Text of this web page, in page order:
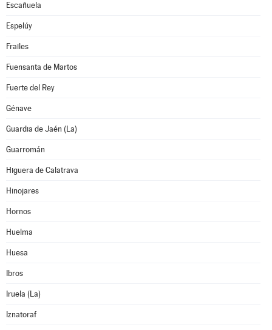
Escañuela
Espelúy
Frailes
Fuensanta de Martos
Fuerte del Rey
Génave
Guardia de Jaén (La)
Guarromán
Higuera de Calatrava
Hinojares
Hornos
Huelma
Huesa
Ibros
Iruela (La)
Iznatoraf